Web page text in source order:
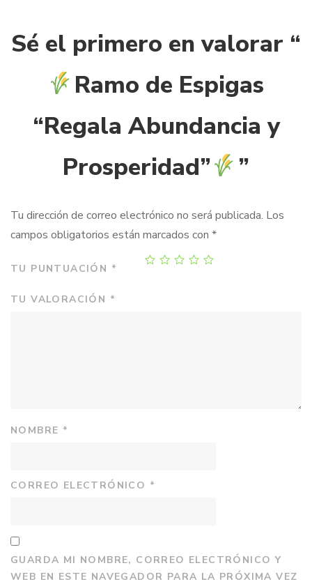
Sé el primero en valorar “
Ramo de Espigas
“Regala Abundancia y
Prosperidad”
”
Tu dirección de correo electrónico no será publicada. Los
campos obligatorios están marcados con *
TU PUNTUACIÓN *
TU VALORACIÓN *
NOMBRE *
CORREO ELECTRÓNICO *
GUARDA MI NOMBRE, CORREO ELECTRÓNICO Y
WEB EN ESTE NAVEGADOR PARA LA PRÓXIMA VEZ